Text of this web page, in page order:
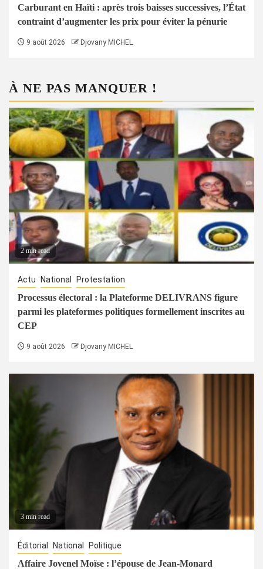
Carburant en Haïti : après trois baisses successives, l’État
contraint d’augmenter les prix pour éviter la pénurie
9 août 2026 Djovany MICHEL
À NE PAS MANQUER !
2 min read
Actu National Protestation
Processus électoral : la Plateforme DELIVRANS figure
parmi les plateformes politiques formellement inscrites au
CEP
9 août 2026 Djovany MICHEL
3 min read
Éditorial National Politique
Affaire Jovenel Moïse : l’épouse de Jean-Monard